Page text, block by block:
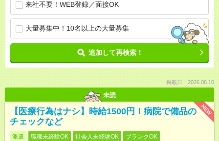
来社不要！WEB登録／面接OK
大量募集中！10名以上の大量募集
追加して再検索！
掲載日：2026.08.10
未読
NEW
【医療行為はナシ】時給1500円！病院で備品の
チェックなど
派遣 職種未経験OK 社会人未経験OK ブランクOK